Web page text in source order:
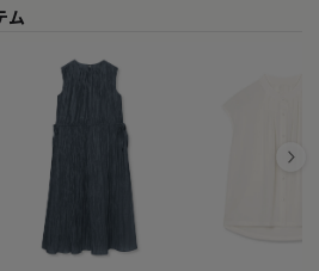
ム